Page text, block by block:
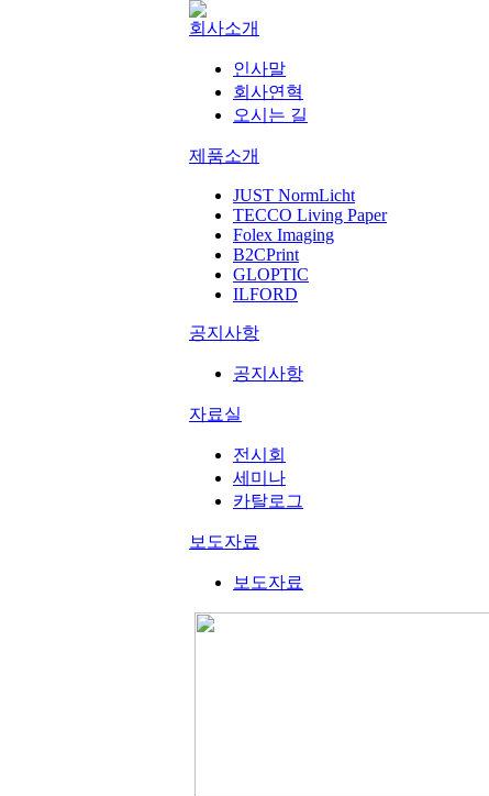
회사소개
인사말
회사연혁
오시는 길
제품소개
JUST NormLicht
TECCO Living Paper
Folex Imaging
B2CPrint
GLOPTIC
ILFORD
공지사항
공지사항
자료실
전시회
세미나
카탈로그
보도자료
보도자료